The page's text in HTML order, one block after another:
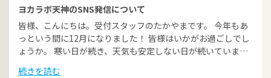
ヨカラボ天神のSNS発信について
皆様、こんにちは。受付スタッフのたかやまです。 今年もあ
っという間に12月になりました！ 皆様はいかがお過ごしでし
ょうか。 寒い日が続き、天気も安定しない日が続いていま…
続きを読む